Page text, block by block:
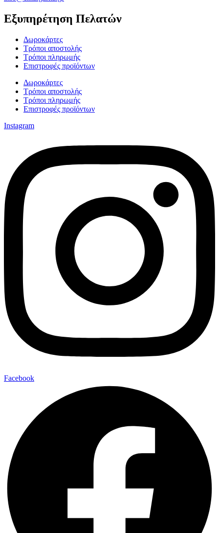
Εξυπηρέτηση Πελατών
Δωροκάρτες
Τρόποι αποστολής
Τρόποι πληρωμής
Επιστροφές προϊόντων
Δωροκάρτες
Τρόποι αποστολής
Τρόποι πληρωμής
Επιστροφές προϊόντων
Instagram
Facebook